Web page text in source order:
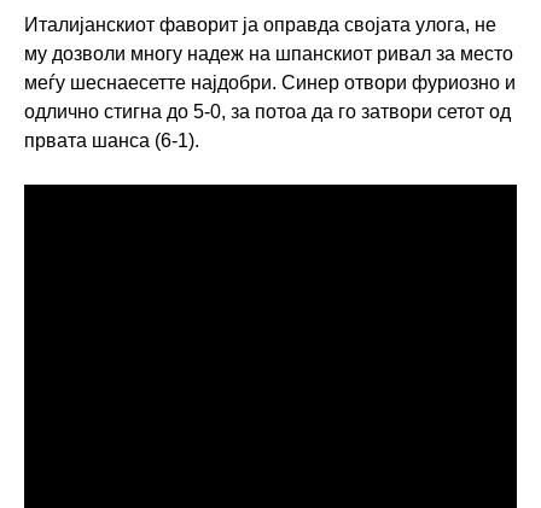
Италијанскиот фаворит ја оправда својата улога, не
му дозволи многу надеж на шпанскиот ривал за место
меѓу шеснаесетте најдобри. Синер отвори фуриозно и
одлично стигна до 5-0, за потоа да го затвори сетот од
првата шанса (6-1).